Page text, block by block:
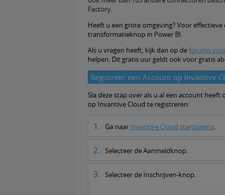
Factory.
Heeft u een grote omgeving? Voor
transformatieknop in Power BI.
Als u vragen heeft, kijk dan op deforums
helpen. Dit gratis uur geldt ook voor gratis
Registreer een Account op Invantive
Sla deze stap over als u al een account
op Invantive Cloud te registreren:
Ga naar Invantive Cloud startpagina.
Selecteer de Aanmeldknop.
Selecteer de Inschrijven-knop.